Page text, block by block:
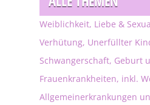
Weiblichkeit, Liebe &
Verhütung, Unerfüllter
Schwangerschaft, Geburt
Frauenkrankheiten, inkl.
Allgemeinerkrankungen